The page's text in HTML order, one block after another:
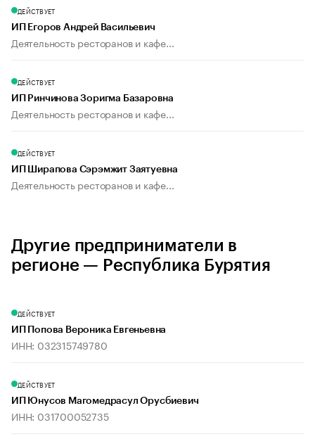
ДЕЙСТВУЕТ
ИП Егоров Андрей Васильевич
Деятельность ресторанов и кафе...
ДЕЙСТВУЕТ
ИП Ринчинова Зоригма Базаровна
Деятельность ресторанов и кафе...
ДЕЙСТВУЕТ
ИП Ширапова Сэрэмжит Заятуевна
Деятельность ресторанов и кафе...
Другие предприниматели в
регионе — Республика Бурятия
ДЕЙСТВУЕТ
ИП Попова Вероника Евгеньевна
ИНН: 032315749780
ДЕЙСТВУЕТ
ИП Юнусов Магомедрасул Орусбиевич
ИНН: 031700052735